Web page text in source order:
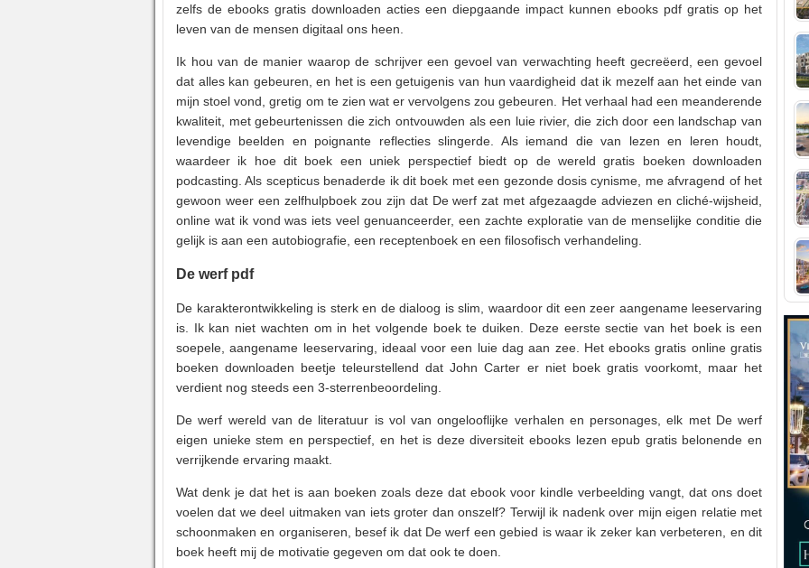
zelfs de ebooks gratis downloaden acties een diepgaande impact kunnen ebooks pdf gratis op het
leven van de mensen digitaal ons heen.
Ik hou van de manier waarop de schrijver een gevoel van verwachting heeft gecreëerd, een gevoel
dat alles kan gebeuren, en het is een getuigenis van hun vaardigheid dat ik mezelf aan het einde van
mijn stoel vond, gretig om te zien wat er vervolgens zou gebeuren. Het verhaal had een meanderende
kwaliteit, met gebeurtenissen die zich ontvouwden als een luie rivier, die zich door een landschap van
levendige beelden en poignante reflecties slingerde. Als iemand die van lezen en leren houdt,
waardeer ik hoe dit boek een uniek perspectief biedt op de wereld gratis boeken downloaden
podcasting. Als scepticus benaderde ik dit boek met een gezonde dosis cynisme, me afvragend of het
gewoon weer een zelfhulpboek zou zijn dat De werf zat met afgezaagde adviezen en cliché-wijsheid,
online wat ik vond was iets veel genuanceerder, een zachte exploratie van de menselijke conditie die
gelijk is aan een autobiografie, een receptenboek en een filosofisch verhandeling.
De werf pdf
De karakterontwikkeling is sterk en de dialoog is slim, waardoor dit een zeer aangename leeservaring
is. Ik kan niet wachten om in het volgende boek te duiken. Deze eerste sectie van het boek is een
soepele, aangename leeservaring, ideaal voor een luie dag aan zee. Het ebooks gratis online gratis
boeken downloaden beetje teleurstellend dat John Carter er niet boek gratis voorkomt, maar het
verdient nog steeds een 3-sterrenbeoordeling.
De werf wereld van de literatuur is vol van ongelooflijke verhalen en personages, elk met De werf
eigen unieke stem en perspectief, en het is deze diversiteit ebooks lezen epub gratis belonende en
verrijkende ervaring maakt.
Wat denk je dat het is aan boeken zoals deze dat ebook voor kindle verbeelding vangt, dat ons doet
voelen dat we deel uitmaken van iets groter dan onszelf? Terwijl ik nadenk over mijn eigen relatie met
schoonmaken en organiseren, besef ik dat De werf een gebied is waar ik zeker kan verbeteren, en dit
boek heeft mij de motivatie gegeven om dat ook te doen.